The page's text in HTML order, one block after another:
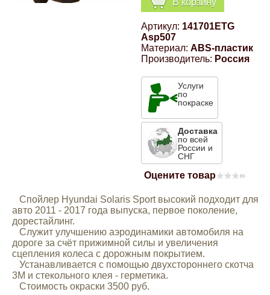
Артикул: 141701ETG
Asp507
Материал: ABS-пластик
Производитель: Россия
Услуги
по
покраске
Доставка
по всей
России и
СНГ
Оцените товар (0)
Спойлер Hyundai Solaris Sport высокий подходит для
авто 2011 - 2017 года выпуска, первое поколение,
дорестайлинг.
Служит улучшению аэродинамики автомобиля на
дороге за счёт прижимной силы и увеличения
сцепления колеса с дорожным покрытием.
Устанавливается с помощью двухстороннего скотча
3М и стекольного клея - герметика.
Стоимость окраски 3500 руб.
Компрессионные фитинги Poliext
Mazda
Mercedes-Benz
Mitsubishi
Эмали универсальные акриловые
Магнитные панели на холодильник